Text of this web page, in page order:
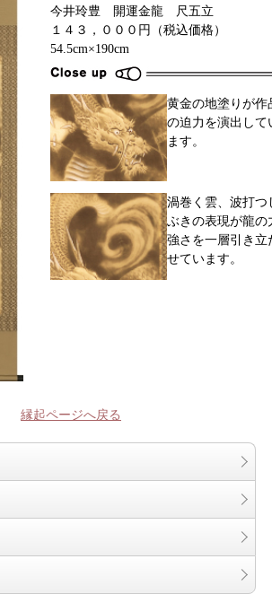
今井玲豊 開運金龍 尺五立
１４３，０００円（税込価格）
54.5cm×190cm
黄金の地塗りが作
の迫力を演出して
ます。
渦巻く雲、波打つ
ぶきの表現が龍の
強さを一層引き立
せています。
縁起ページへ戻る